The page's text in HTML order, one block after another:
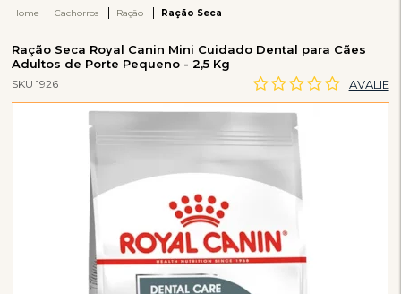
Home Cachorros Ração Ração Seca
Ração Seca Royal Canin Mini Cuidado Dental para Cães
Adultos de Porte Pequeno - 2,5 Kg
SKU 1926 AVALIE